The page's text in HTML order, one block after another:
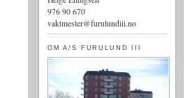
976 90 670
vaktmester@furulundiii.no
OM A/S FURULUND III